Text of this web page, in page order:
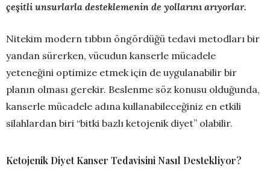
çeşitli unsurlarla desteklemenin de yollarını arıyorlar.
Nitekim modern tıbbın öngördüğü tedavi metodları bir
yandan sürerken, vücudun kanserle mücadele
yeteneğini optimize etmek için de uygulanabilir bir
planın olması gerekir. Beslenme söz konusu olduğunda,
kanserle mücadele adına kullanabileceğiniz en etkili
silahlardan biri “bitki bazlı ketojenik diyet” olabilir.
Ketojenik Diyet Kanser Tedavisini Nasıl Destekliyor?